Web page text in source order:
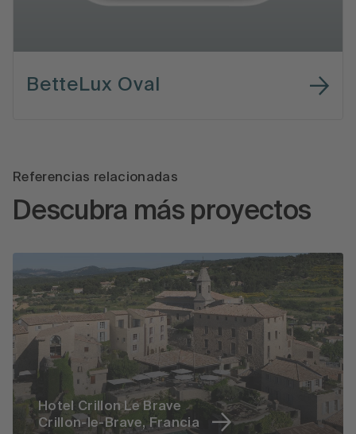
BetteLux Oval
Referencias relacionadas
Descubra más proyectos
Hotel Crillon Le Brave
Crillon-le-Brave, Francia